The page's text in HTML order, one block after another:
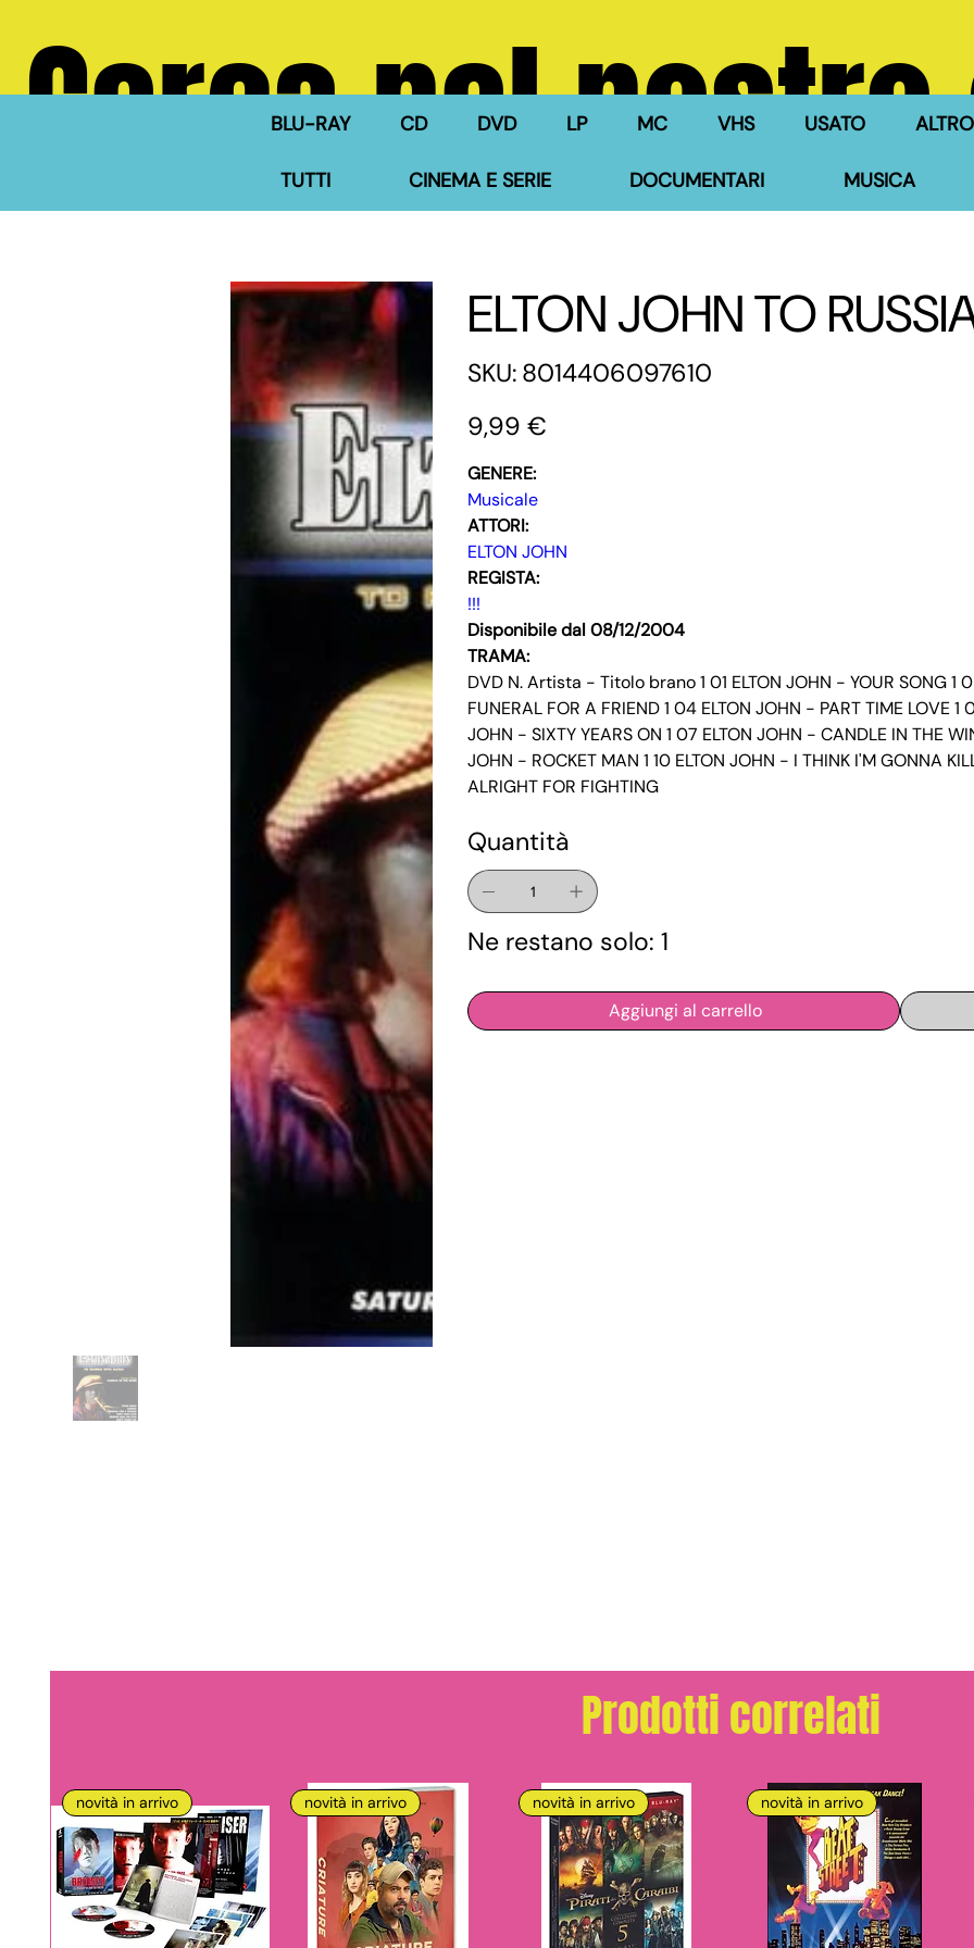
BLU-RAY CD DVD LP MC VHS USATO ALTRO
TUTTI CINEMA E SERIE DOCUMENTARI MUSICA
Cerca nel
ELTON JOHN TO
SKU:
SKU
8014406097610
8014406097610
9,99 €
GENERE:
Musicale
ATTORI:
ELTON JOHN
REGISTA:
!!!
Disponibile dal 08/12/2004
TRAMA:
DVD N. Artista - Titolo brano 1 01 ELTON JOHN - YOUR SONG 1
FUNERAL FOR A FRIEND 1 04 ELTON JOHN - PART TIME LOVE
JOHN - SIXTY YEARS ON 1 07 ELTON JOHN - CANDLE IN THE
JOHN - ROCKET MAN 1 10 ELTON JOHN - I THINK I'M GONNA
ALRIGHT FOR FIGHTING
Quantità
Ne restano solo: 1
Aggiungi al carrello
Prodotti correlati
novità in arrivo novità in arrivo novità in arrivo novità in arrivo